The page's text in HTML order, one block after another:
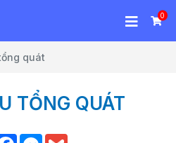
0
quát
TỔNG QUÁT
FacebookMessenger